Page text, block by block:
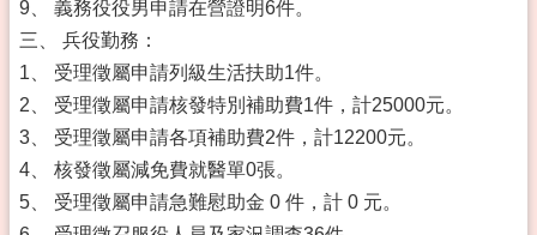
9、 義務役役男申請在營證明6件。
三、 兵役勤務：
1、 受理徵屬申請列級生活扶助1件。
2、 受理徵屬申請核發特別補助費1件，計25000元。
3、 受理徵屬申請各項補助費2件，計12200元。
4、 核發徵屬減免費就醫單0張。
5、 受理徵屬申請急難慰助金 0 件，計 0 元。